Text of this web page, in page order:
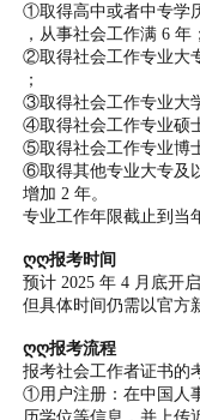
①取得高中或者中专学
，从事社会工作满 6 年；
②取得社会工作专业大
；
③取得社会工作专业大
④取得社会工作专业硕
⑤取得社会工作专业博
⑥取得其他专业大专及
增加 2 年。
专业工作年限截止到当
ღღ报考时间
预计 2025 年 4 月底开
但具体时间仍需以官方
ღღ报考流程
报考社会工作者证书的
①用户注册：在中国人